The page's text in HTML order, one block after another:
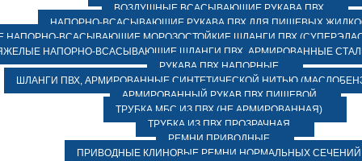
ВОЗДУШНЫЕ ВСАСЫВАЮЩИЕ РУКАВА ПВХ
НАПОРНО-ВСАСЫВАЮЩИЕ РУКАВА ПВХ ДЛЯ ПИЩЕВЫХ
НАПОРНО-ВСАСЫВАЮЩИЕ МОРОЗОСТОЙКИЕ ШЛАНГИ ПВХ
НАПОРНО-ВСАСЫВАЮЩИЕ ШЛАНГИ ПВХ, АРМИРОВАННЫЕ
РУКАВА ПВХ НАПОРНЫЕ
ШЛАНГИ ПВХ, АРМИРОВАННЫЕ СИНТЕТИЧЕСКОЙ НИТЬЮ
АРМИРОВАННЫЙ РУКАВ ПВХ ПИЩЕВОЙ
ТРУБКА МБС ИЗ ПВХ (НЕ АРМИРОВАННАЯ)
ТРУБКА ИЗ ПВХ ПРОЗРАЧНАЯ
РЕМНИ ПРИВОДНЫЕ
ПРИВОДНЫЕ КЛИНОВЫЕ РЕМНИ НОРМАЛЬНЫХ СЕЧЕНИЙ